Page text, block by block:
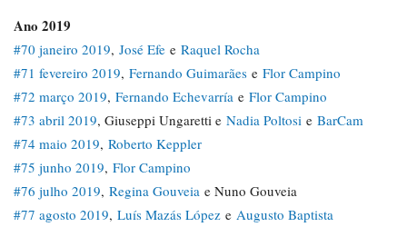
Ano 2019
#70 janeiro 2019, José Efe e Raquel Rocha
#71 fevereiro 2019, Fernando Guimarães e Flor Campino
#72 março 2019, Fernando Echevarría e Flor Campino
#73 abril 2019, Giuseppi Ungaretti e Nadia Poltosi e BarCam
#74 maio 2019, Roberto Keppler
#75 junho 2019, Flor Campino
#76 julho 2019, Regina Gouveia e Nuno Gouveia
#77 agosto 2019, Luís Mazás López e Augusto Baptista